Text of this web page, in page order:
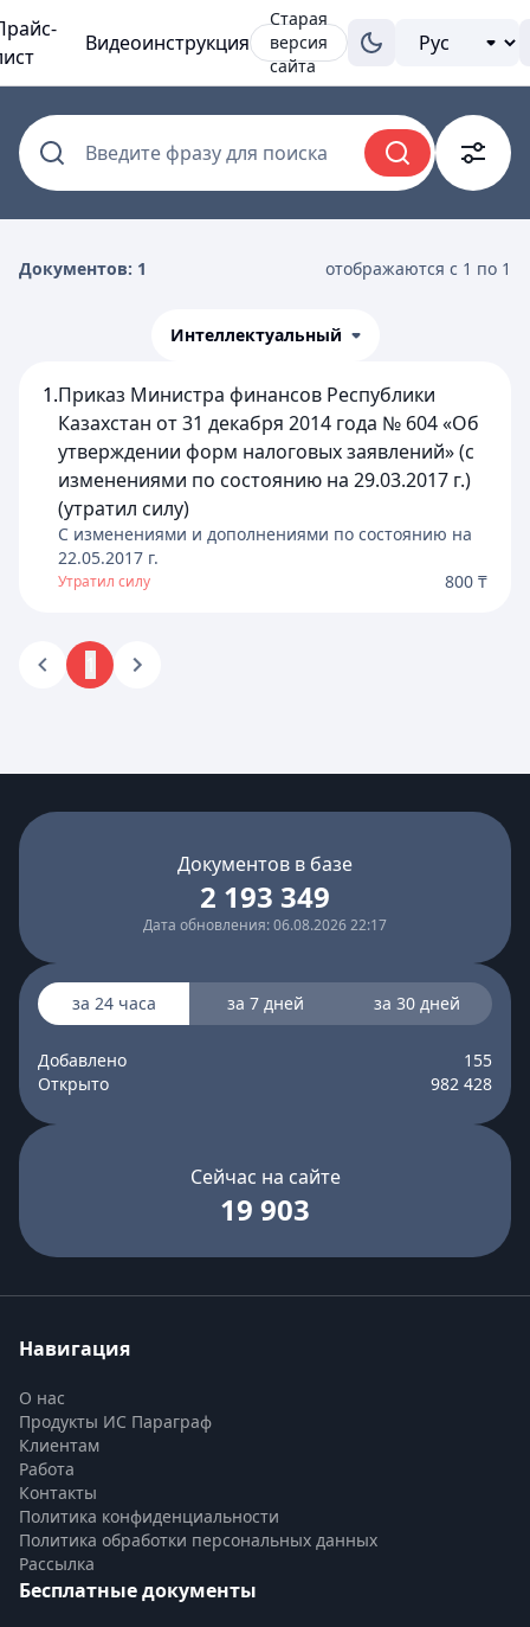
Видеоинструкция
Старая
версия
сайта
Введите фразу для поиска
Документов: 1 отображаются с 1 по 1
Интеллектуальный
1.Приказ Министра финансов Республики
Казахстан от 31 декабря 2014 года № 604 «Об
утверждении форм налоговых заявлений» (с
изменениями по состоянию на 29.03.2017 г.)
(утратил силу)
C изменениями и дополнениями по состоянию на
22.05.2017 г.
Утратил силу 800 ₸
Документов в базе
2 193 349
Дата обновления: 06.08.2026 22:17
за 24 часа за 7 дней за 30 дней
Добавлено
155
Открыто
982 428
Сейчас на сайте
19 903
Навигация
О нас
Продукты ИС Параграф
Клиентам
Работа
Контакты
Политика конфиденциальности
Политика обработки персональных данных
Рассылка
Бесплатные документы